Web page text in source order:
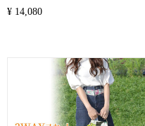
¥ 14,080